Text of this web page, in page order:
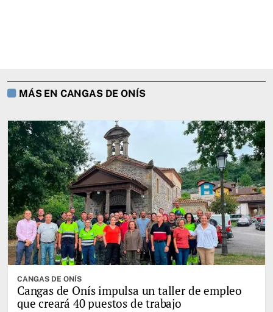
MÁS EN CANGAS DE ONÍS
CANGAS DE ONÍS
Cangas de Onís impulsa un taller de empleo
que creará 40 puestos de trabajo